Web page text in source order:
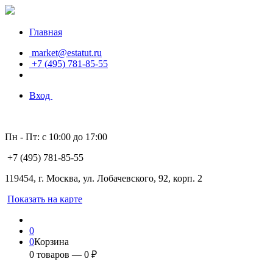
Главная
market@estatut.ru
+7 (495) 781-85-55
Вход
Пн - Пт: с 10:00 до 17:00
+7 (495) 781-85-55
119454, г. Москва, ул. Лобачевского, 92, корп. 2
Показать на карте
0
0Корзина
0 товаров — 0 ₽